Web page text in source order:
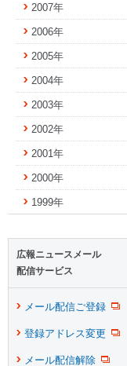
2007年
2006年
2005年
2004年
2003年
2002年
2001年
2000年
1999年
広報ニュースメール
配信サービス
メール配信ご登録
登録アドレス変更
メール配信解除